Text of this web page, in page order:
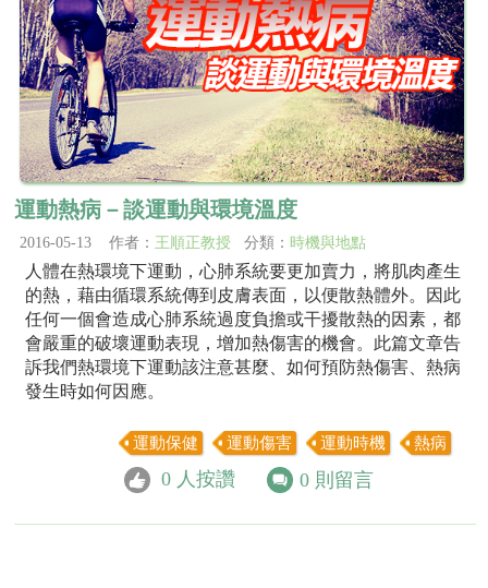
運動熱病－談運動與環境溫度
2016-05-13 作者： 王順正教授 分類： 時機與地點
人體在熱環境下運動，心肺系統要更加賣力，將肌肉產生
的熱，藉由循環系統傳到皮膚表面，以便散熱體外。因此
任何一個會造成心肺系統過度負擔或干擾散熱的因素，都
會嚴重的破壞運動表現，增加熱傷害的機會。此篇文章告
訴我們熱環境下運動該注意甚麼、如何預防熱傷害、熱病
發生時如何因應。
運動保健 運動傷害 運動時機 熱病
0 人按讚 0 則留言